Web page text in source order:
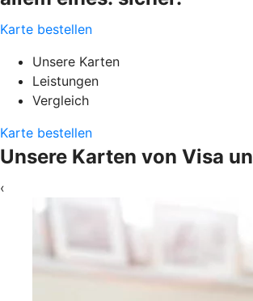
Karte bestellen
Unsere Karten
Leistungen
Vergleich
Karte bestellen
Unsere Karten von Visa
‹